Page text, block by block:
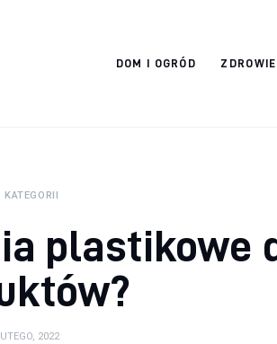
DOM I OGRÓD ZDROWIE
KATEGORII
plastikowe
2022